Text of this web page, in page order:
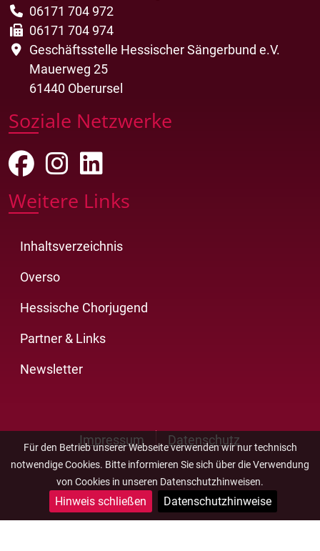
Für den Betrieb unserer Webseite verwenden wir nur technisch
notwendige Cookies. Bitte informieren Sie sich über die Verwendung
von Cookies in unseren Datenschutzhinweisen.
Hinweis schließen Datenschutzhinweise
06171 704 972
06171 704 974
Geschäftsstelle Hessischer Sängerbund e.V.
Mauerweg 25
61440 Oberursel
Soziale Netzwerke
Weitere Links
Inhaltsverzeichnis
Overso
Hessische Chorjugend
Partner & Links
Newsletter
Impressum Datenschutz